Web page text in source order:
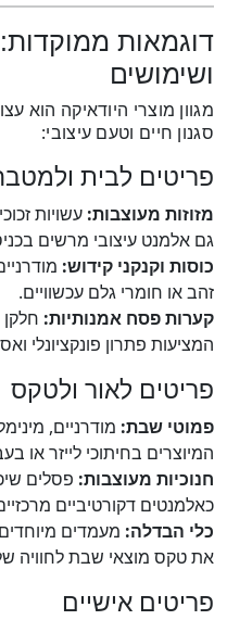
דוגמאות
ושימושים
מגוון מוצרי היודאיקה הוא
סגנון חיים וטעם עיצובי:
פריטים לבית
מזוזות מעוצבות:עשויות
גם אלמנט עיצובי מרשים
כוסות וקנקני קידוש:
זהב או חומרי גלם עכשוויים.
קערות פסח אמנותיות:חלקן
המציעות פתרון פונקציונלי
פריטים לאור ולטקס
פמוטי שבת:מודרניים,
המיוצרים בחיתוכי לייזר או
חנוכיות מעוצבות:פסלים
כאלמנטים דקורטיביים
כלי הבדלה:מעמדים מיוחדים
את טקס מוצאי שבת לחוויה
פריטים אישיים